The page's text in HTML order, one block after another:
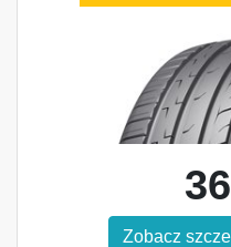
Zobacz